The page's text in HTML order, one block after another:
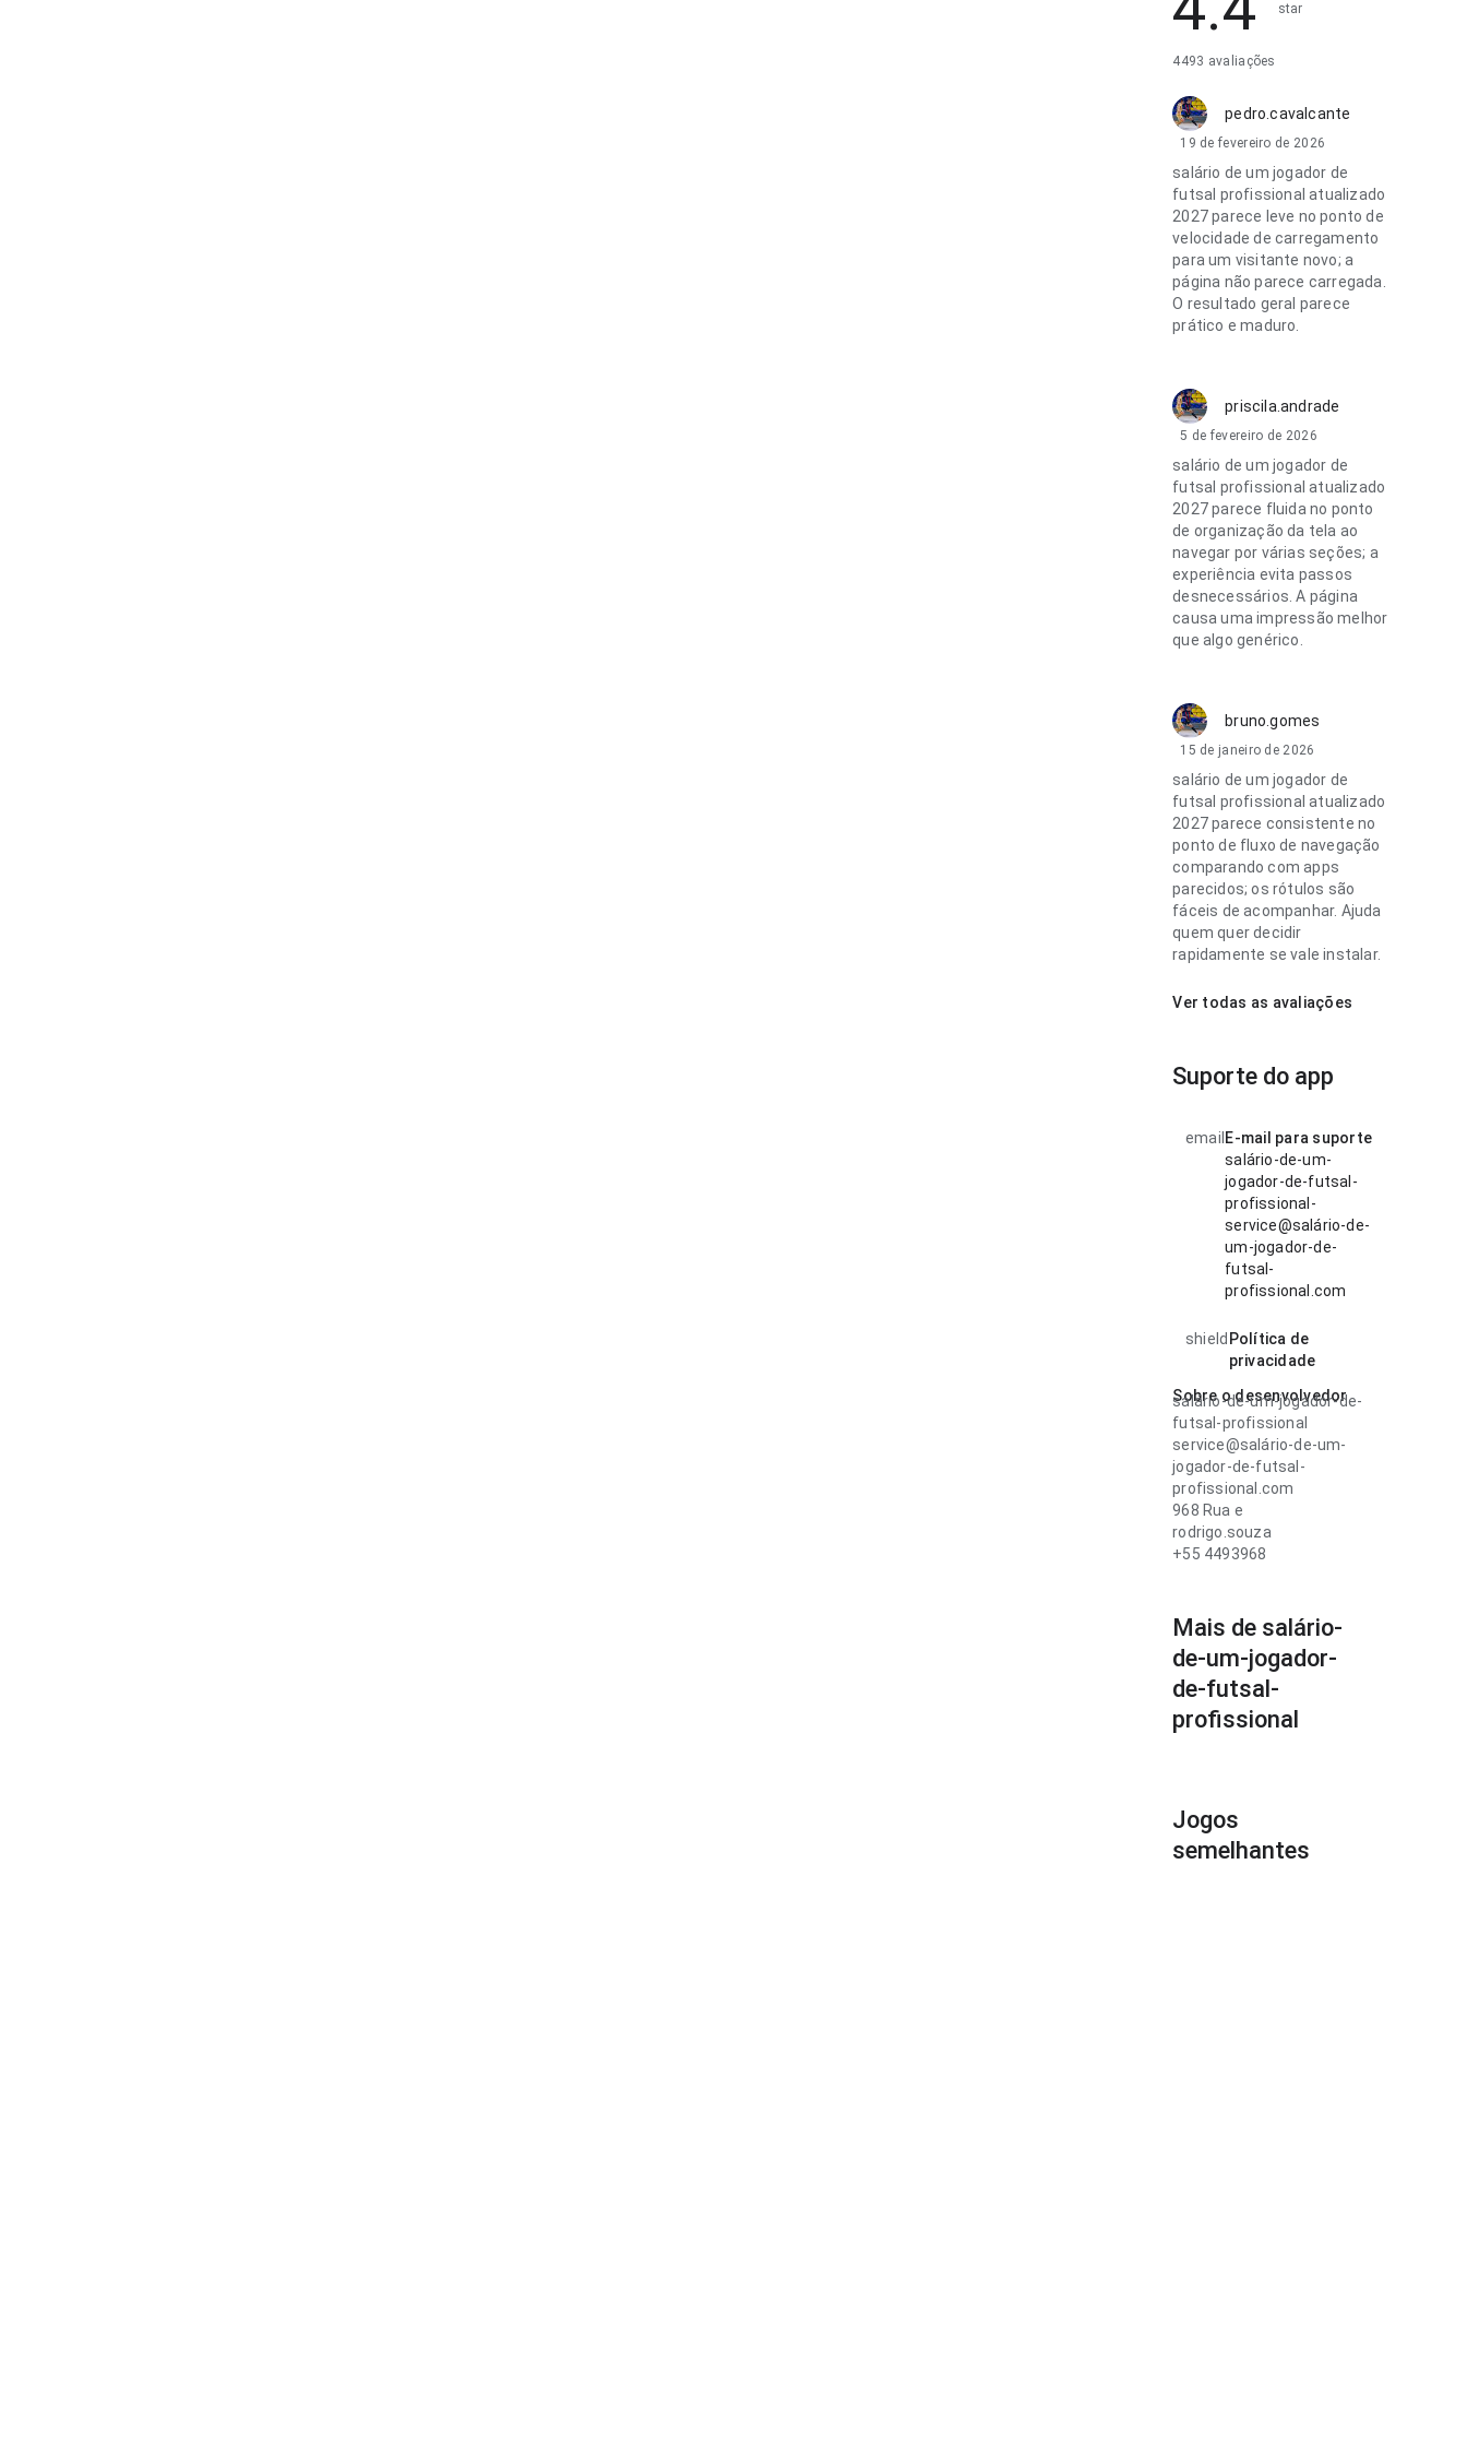
star
4493 avaliações
pedro.cavalcante
19 de fevereiro de 2026
salário de um jogador de
futsal profissional atualizado
2027 parece leve no ponto de
velocidade de carregamento
para um visitante novo; a
página não parece carregada.
O resultado geral parece
prático e maduro.
priscila.andrade
5 de fevereiro de 2026
salário de um jogador de
futsal profissional atualizado
2027 parece fluida no ponto
de organização da tela ao
navegar por várias seções; a
experiência evita passos
desnecessários. A página
causa uma impressão melhor
que algo genérico.
bruno.gomes
15 de janeiro de 2026
salário de um jogador de
futsal profissional atualizado
2027 parece consistente no
ponto de fluxo de navegação
comparando com apps
parecidos; os rótulos são
fáceis de acompanhar. Ajuda
quem quer decidir
rapidamente se vale instalar.
Ver todas as avaliações
Suporte do app
email E-mail para suporte
salário-de-um-
jogador-de-futsal-
profissional-
service@salário-de-
um-jogador-de-
futsal-
profissional.com
shield Política de
privacidade
Sobre o desenvolvedor
salário-de-um-jogador-de-
futsal-profissional
service@salário-de-um-
jogador-de-futsal-
profissional.com
968 Rua e
rodrigo.souza
+55 4493968
Mais de salário-
de-um-jogador-
de-futsal-
profissional
Jogos
semelhantes